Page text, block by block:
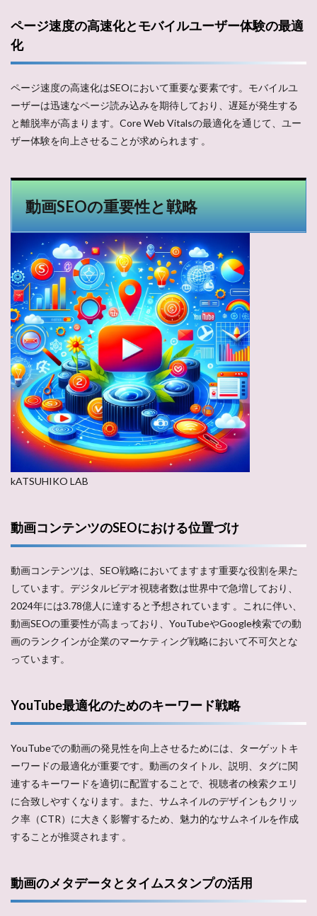
ページ速度の高速化とモバイルユーザー体験の最適
化
ページ速度の高速化はSEOにおいて重要な要素です。モバイルユ
ーザーは迅速なページ読み込みを期待しており、遅延が発生する
と離脱率が高まります。Core Web Vitalsの最適化を通じて、ユー
ザー体験を向上させることが求められます​ ​。
動画SEOの重要性と戦略
kATSUHIKO LAB
動画コンテンツのSEOにおける位置づけ
動画コンテンツは、SEO戦略においてますます重要な役割を果た
しています。デジタルビデオ視聴者数は世界中で急増しており、
2024年には3.78億人に達すると予想されています​ ​。これに伴い、
動画SEOの重要性が高まっており、YouTubeやGoogle検索での動
画のランクインが企業のマーケティング戦略において不可欠とな
っています。
YouTube最適化のためのキーワード戦略
YouTubeでの動画の発見性を向上させるためには、ターゲットキ
ーワードの最適化が重要です。動画のタイトル、説明、タグに関
連するキーワードを適切に配置することで、視聴者の検索クエリ
に合致しやすくなります。また、サムネイルのデザインもクリッ
ク率（CTR）に大きく影響するため、魅力的なサムネイルを作成
することが推奨されます​ 。
動画のメタデータとタイムスタンプの活用